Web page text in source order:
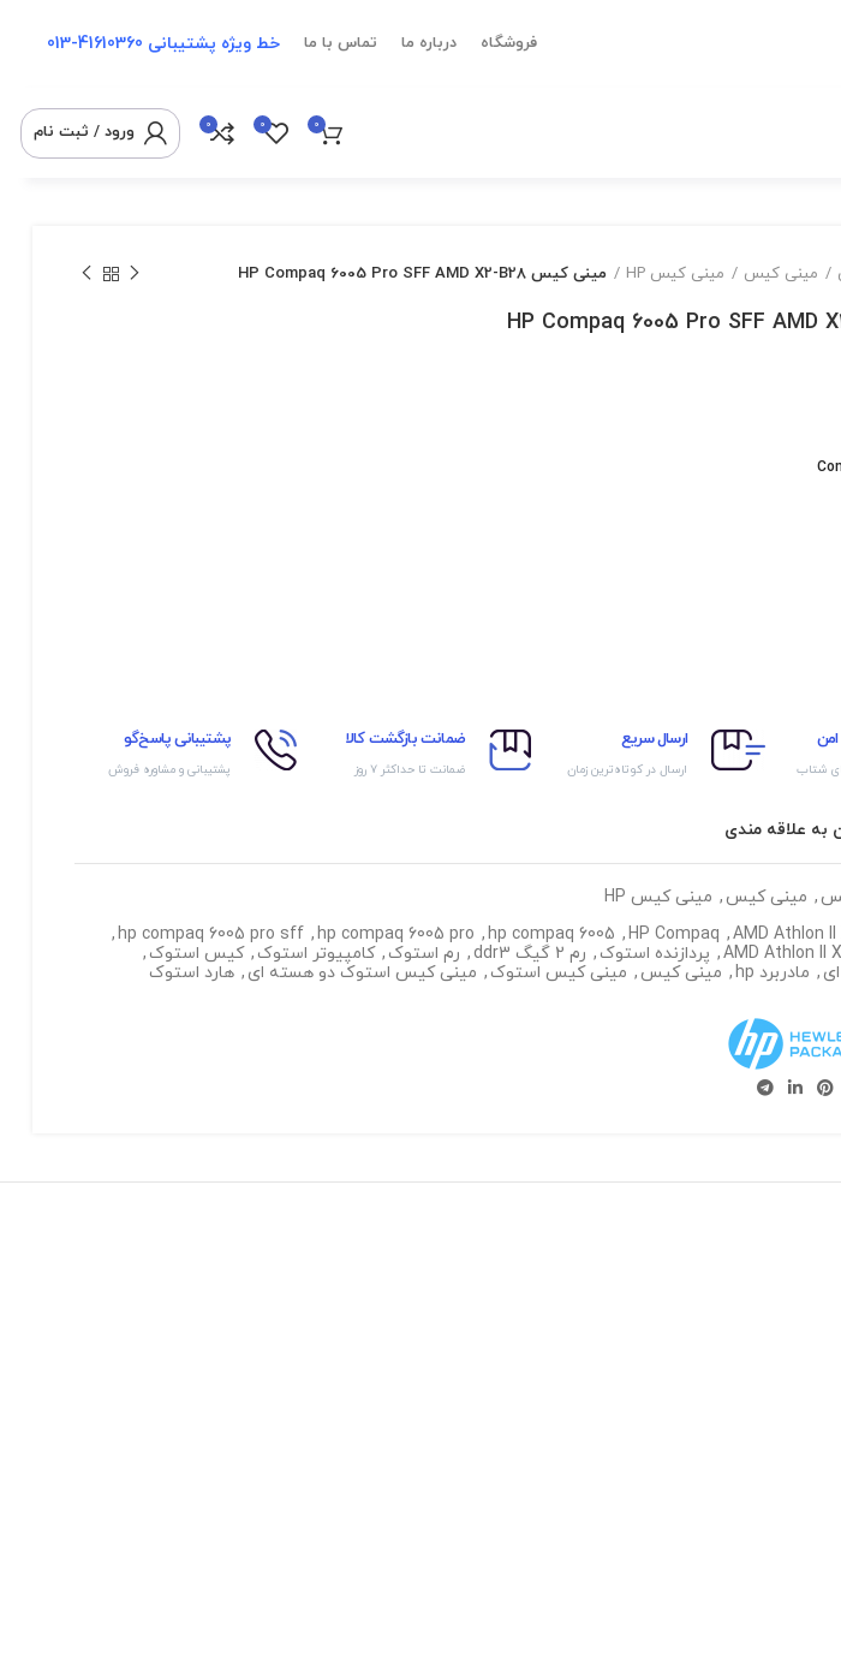
فروشگاه درباره ما تماس با ما خط ویژه پشتیبانی 41610360-013
0
0
0 ورود / ثبت نام
مینی کیس مینی کیس HP مینی کیس HP Compaq 6005 Pro SFF AMD X2-B28
شتاب
ارسال سریع
ارسال در کوتاه‌ترین زمان
ضمانت بازگشت کالا
ضمانت تا حداکثر ۷ روز
پشتیبانی پاسخ‌گو
پشتیبانی و مشاوره فروش
به علاقه مندی
, مینی کیس , مینی کیس HP
AMD Athlon II
,
HP Compaq
,
hp compaq 6005
,
hp compaq 6005 pro
,
hp compaq 6005 pro sff
,
, پردازنده استوک , رم 2 گیگ ddr3 , رم استوک , کامپیوتر استوک , کیس استوک ,
, مادربرد hp , مینی کیس , مینی کیس استوک , مینی کیس استوک دو هسته ای , هارد استوک